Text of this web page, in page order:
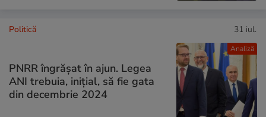
Analiză
Politică 31 iul.
PNRR îngrășat în ajun. Legea
ANI trebuia, inițial, să fie gata
din decembrie 2024